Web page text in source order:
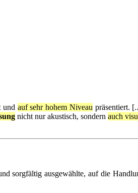
und auf sehr hohem Niveau präsentiert.
nicht nur akustisch, sondern auch
sorgfältig ausgewählte, auf die